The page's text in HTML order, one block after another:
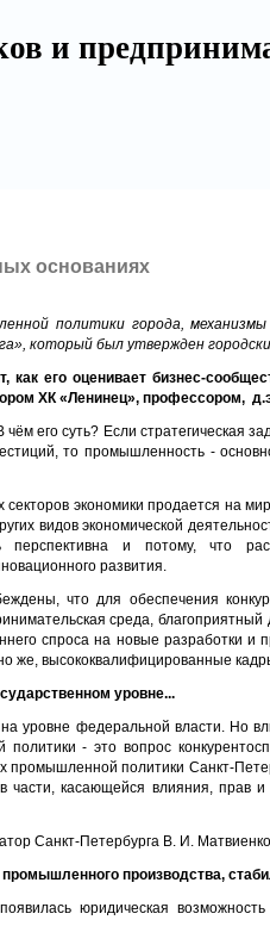
и
основаниях
политики города,
который был утвержден
как его оценивает бизнес-
ХК «Ленинец», профессором,
его суть? Если стратегическая
то промышленность -
секторов экономики продается на
видов экономической
и потому, что
развития.
что для обеспечения
среда,
спроса на новые разработки
же, высококвалифицированные
уровне...
уровне федеральной власти. Но
- это вопрос
политики Санкт-
касающейся влияния, прав и
Санкт-Петербурга В. И. Матвиенко.
производства,
юридическая